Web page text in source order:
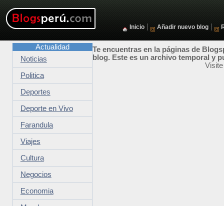
Inicio Añadir nuevo blog
Te encuentras en la páginas de
blog. Este es un archivo temporal y
Actualidad
Noticias
Politica
Deportes
Deporte en Vivo
Farandula
Viajes
Cultura
Negocios
Economia